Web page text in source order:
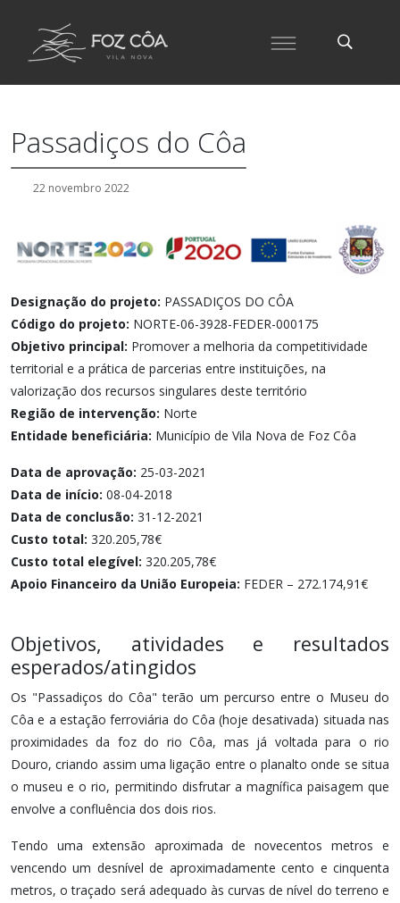
Passadiços do Côa
22 novembro 2022
Designação do projeto: PASSADIÇOS DO CÔA
Código do projeto: NORTE-06-3928-FEDER-000175
Objetivo principal: Promover a melhoria da competitividade
territorial e a prática de parcerias entre instituições, na
valorização dos recursos singulares deste território
Região de intervenção: Norte
Entidade beneficiária: Município de Vila Nova de Foz Côa
Data de aprovação: 25-03-2021
Data de início: 08-04-2018
Data de conclusão: 31-12-2021
Custo total: 320.205,78€
Custo total elegível: 320.205,78€
Apoio Financeiro da União Europeia: FEDER – 272.174,91€
Objetivos, atividades e resultados
esperados/atingidos
Os "Passadiços do Côa" terão um percurso entre o Museu do
Côa e a estação ferroviária do Côa (hoje desativada) situada nas
proximidades da foz do rio Côa, mas já voltada para o rio
Douro, criando assim uma ligação entre o planalto onde se situa
o museu e o rio, permitindo disfrutar a magnífica paisagem que
envolve a confluência dos dois rios.
Tendo uma extensão aproximada de novecentos metros e
vencendo um desnível de aproximadamente cento e cinquenta
metros, o traçado será adequado às curvas de nível do terreno e